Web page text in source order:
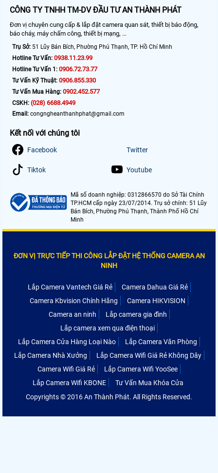
CÔNG TY TNHH TM-DV ĐẦU TƯ AN THÀNH PHÁT
Đơn vị chuyên cung cấp & lắp đặt camera quan sát, thiết bị báo động,
báo cháy, máy chấm công, thiết bị mạng, ...
Trụ Sở: 51 Lũy Bán Bích, Phường Phú Thạnh, TP. Hồ Chí Minh
Hotline Tư Vấn: 0938.11.23.99
Hotline Tư Vấn 1: 0906.72.73.77
Tư Vấn Kỹ Thuật: 0906.855.330
Tư Vấn Mua Hàng: 0902.452.577
CSKH: (028) 6688.4949
Email: congngheanthanhphat@gmail.com
Kết nối với chúng tôi
Facebook Twitter
Tiktok Youtube
Mã số doanh nghiệp: 0312866570 do Sở Tài Chính
TP.HCM cấp ngày 23/07/2014. Trụ sở chính: 51 Lũy
Bán Bích, Phường Phú Thạnh, Thành Phố Hồ Chí
Minh
ĐƠN VỊ TRỰC TIẾP THI CÔNG LẮP ĐẶT HỆ THỐNG CAMERA AN
NINH
Lắp Camera Vantech Giá Rẻ
Camera Dahua Giá Rẻ
Camera Kbvision Chính Hãng
Camera HIKVISION
Camera an ninh
Lắp camera gia đình
Lắp camera xem qua điện thoại
Lắp Camera Cửa Hàng Loại Nào
Lắp Camera Văn Phòng
Lắp Camera Nhà Xưởng
Lắp Camera Wifi Giá Rẻ Không Dây
Camera Wifi Giá Rẻ
Lắp Camera Wifi YooSee
Lắp Camera Wifi KBONE
Tư Vấn Mua Khóa Cửa
Copyrights © 2016 An Thành Phát. All Rights Reserved.